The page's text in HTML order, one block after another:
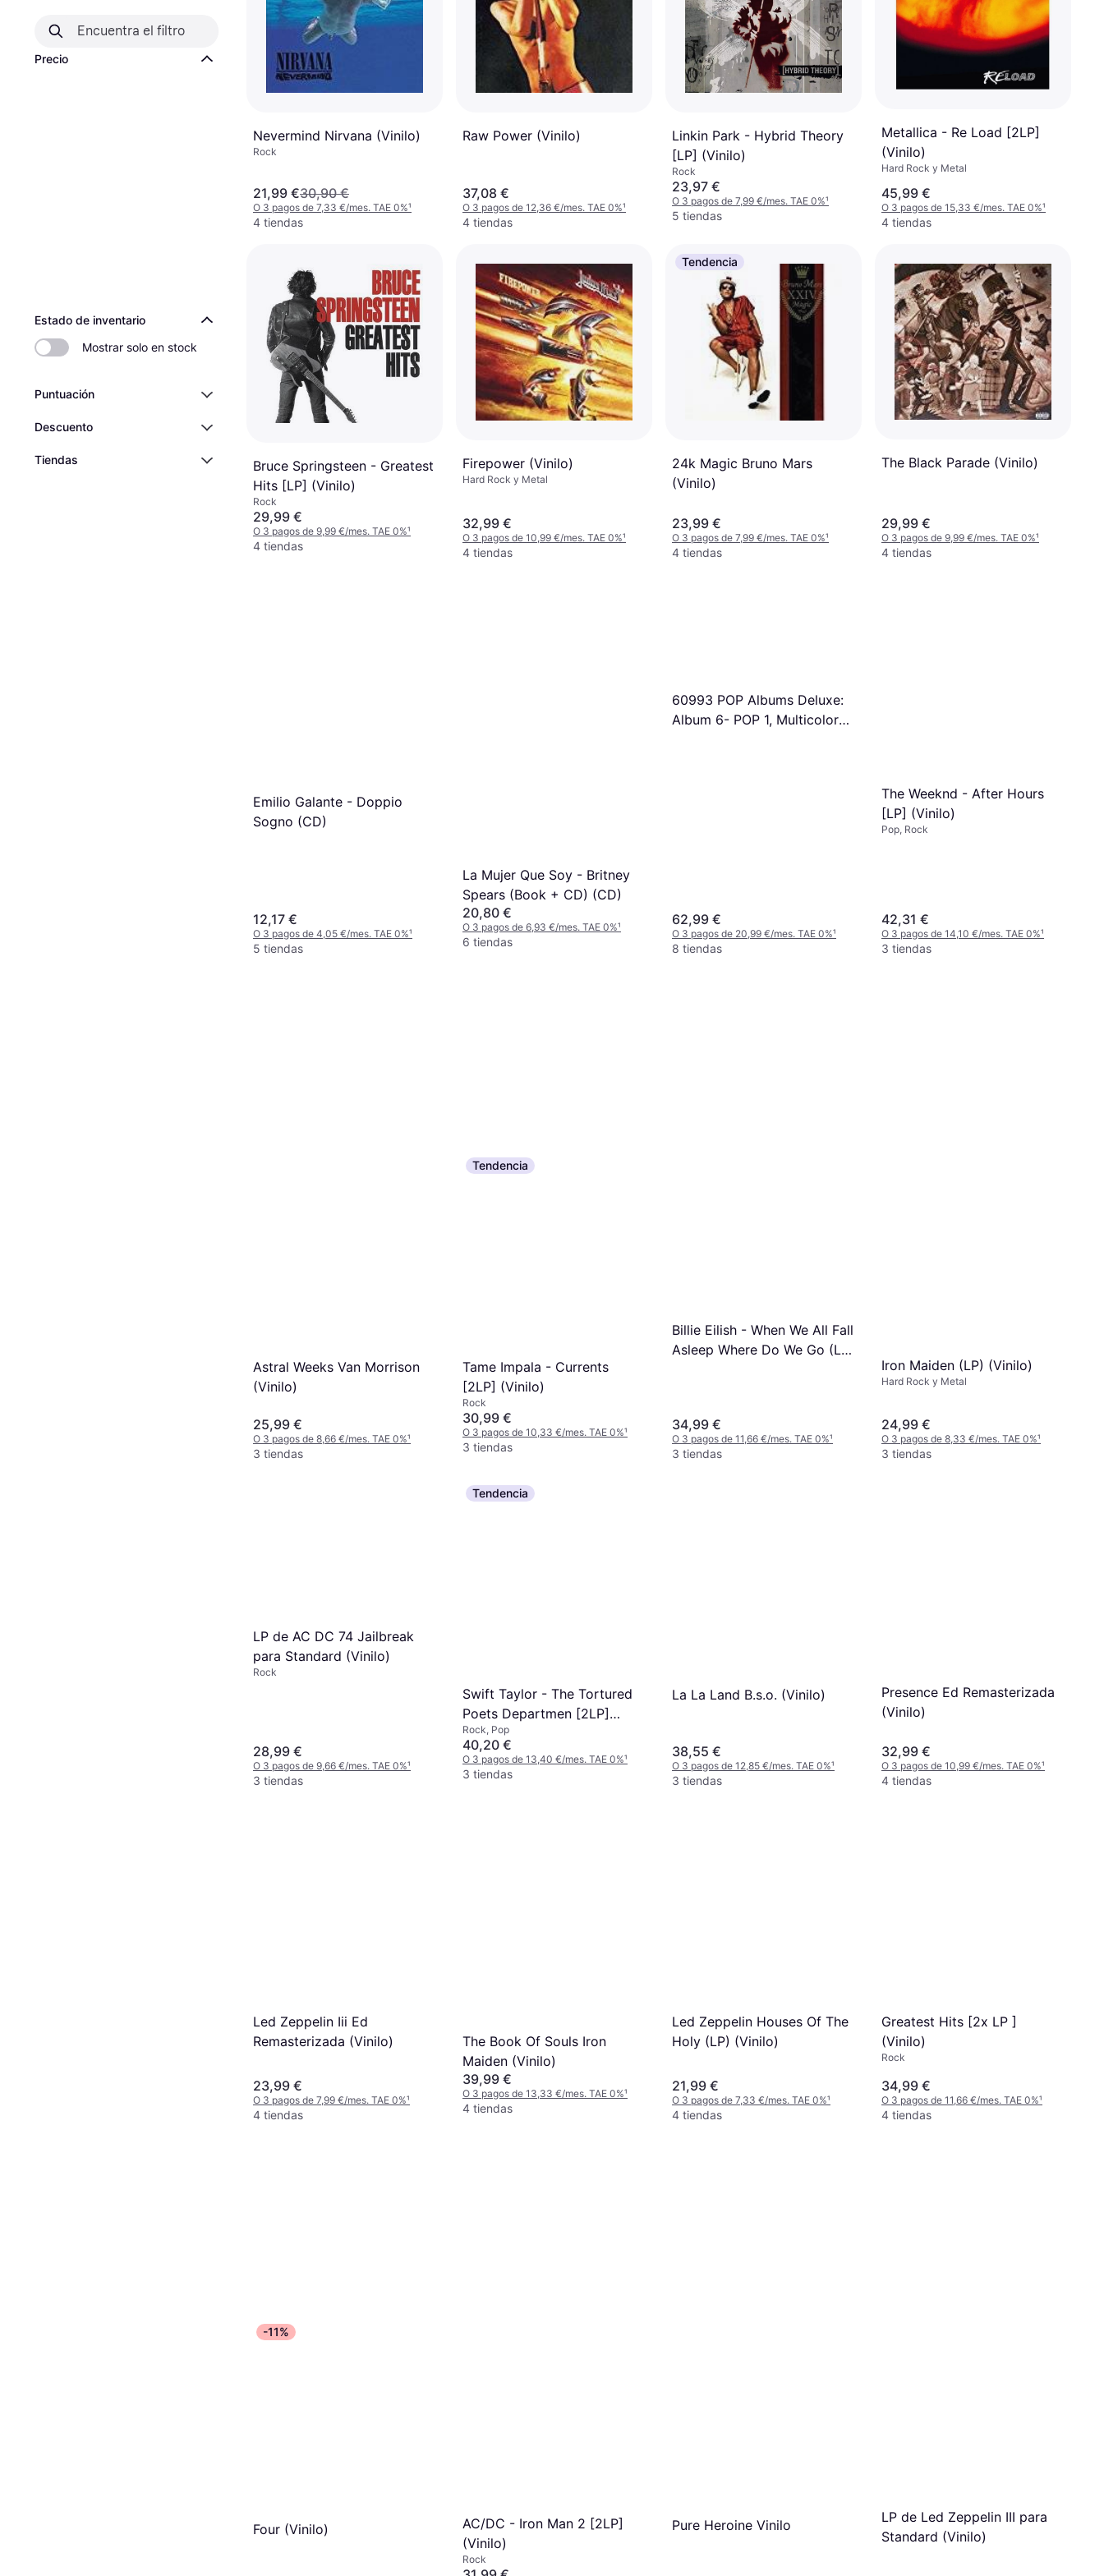
Precio
Estado de inventario
Mostrar solo en stock
Puntuación
Descuento
Tiendas
Nevermind Nirvana (Vinilo)
Rock
21,99 €30,90 €
O 3 pagos de 7,33 €/mes. TAE 0%¹
4 tiendas
Raw Power (Vinilo)
37,08 €
O 3 pagos de 12,36 €/mes. TAE 0%¹
4 tiendas
Linkin Park - Hybrid Theory
[LP] (Vinilo)
Rock
23,97 €
O 3 pagos de 7,99 €/mes. TAE 0%¹
5 tiendas
Metallica - Re Load [2LP]
(Vinilo)
Hard Rock y Metal
45,99 €
O 3 pagos de 15,33 €/mes. TAE 0%¹
4 tiendas
Bruce Springsteen - Greatest
Hits [LP] (Vinilo)
Rock
29,99 €
O 3 pagos de 9,99 €/mes. TAE 0%¹
4 tiendas
Firepower (Vinilo)
Hard Rock y Metal
32,99 €
O 3 pagos de 10,99 €/mes. TAE 0%¹
4 tiendas
Tendencia
24k Magic Bruno Mars
(Vinilo)
23,99 €
O 3 pagos de 7,99 €/mes. TAE 0%¹
4 tiendas
The Black Parade (Vinilo)
29,99 €
O 3 pagos de 9,99 €/mes. TAE 0%¹
4 tiendas
Emilio Galante - Doppio
Sogno (CD)
12,17 €
O 3 pagos de 4,05 €/mes. TAE 0%¹
5 tiendas
La Mujer Que Soy - Britney
Spears (Book + CD) (CD)
20,80 €
O 3 pagos de 6,93 €/mes. TAE 0%¹
6 tiendas
60993 POP Albums Deluxe:
Album 6- POP 1, Multicolor
62,99 €
O 3 pagos de 20,99 €/mes. TAE 0%¹
8 tiendas
The Weeknd - After Hours
[LP] (Vinilo)
Pop, Rock
42,31 €
O 3 pagos de 14,10 €/mes. TAE 0%¹
3 tiendas
Astral Weeks Van Morrison
(Vinilo)
25,99 €
O 3 pagos de 8,66 €/mes. TAE 0%¹
3 tiendas
Tendencia
Tame Impala - Currents
[2LP] (Vinilo)
Rock
30,99 €
O 3 pagos de 10,33 €/mes. TAE 0%¹
3 tiendas
Billie Eilish - When We All Fall
Asleep Where Do We Go (LP)
34,99 €
O 3 pagos de 11,66 €/mes. TAE 0%¹
3 tiendas
Iron Maiden (LP) (Vinilo)
Hard Rock y Metal
24,99 €
O 3 pagos de 8,33 €/mes. TAE 0%¹
3 tiendas
LP de AC DC 74 Jailbreak
para Standard (Vinilo)
Rock
28,99 €
O 3 pagos de 9,66 €/mes. TAE 0%¹
3 tiendas
Tendencia
Swift Taylor - The Tortured
Poets Departmen [2LP]
(Vinilo)
Rock, Pop
40,20 €
O 3 pagos de 13,40 €/mes. TAE 0%¹
3 tiendas
La La Land B.s.o. (Vinilo)
38,55 €
O 3 pagos de 12,85 €/mes. TAE 0%¹
3 tiendas
Presence Ed Remasterizada
(Vinilo)
32,99 €
O 3 pagos de 10,99 €/mes. TAE 0%¹
4 tiendas
Led Zeppelin Iii Ed
Remasterizada (Vinilo)
23,99 €
O 3 pagos de 7,99 €/mes. TAE 0%¹
4 tiendas
The Book Of Souls Iron
Maiden (Vinilo)
39,99 €
O 3 pagos de 13,33 €/mes. TAE 0%¹
4 tiendas
Led Zeppelin Houses Of The
Holy (LP) (Vinilo)
21,99 €
O 3 pagos de 7,33 €/mes. TAE 0%¹
4 tiendas
Greatest Hits [2x LP ]
(Vinilo)
Rock
34,99 €
O 3 pagos de 11,66 €/mes. TAE 0%¹
4 tiendas
-11%
Four (Vinilo)
AC/DC - Iron Man 2 [2LP]
(Vinilo)
Rock
Pure Heroine Vinilo
LP de Led Zeppelin III para
Standard (Vinilo)